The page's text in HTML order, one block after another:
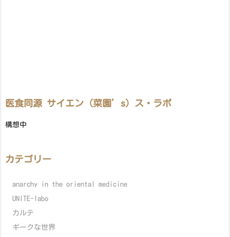
医食同源 サイエン（菜園’s）ス・ラボ
構想中
カテゴリー
anarchy in the oriental medicine
UNITE-labo
カルテ
ギークな世界